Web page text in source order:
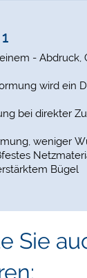
- Abdruck,
wird ein
bei direkter
weniger
Bügel
Sie